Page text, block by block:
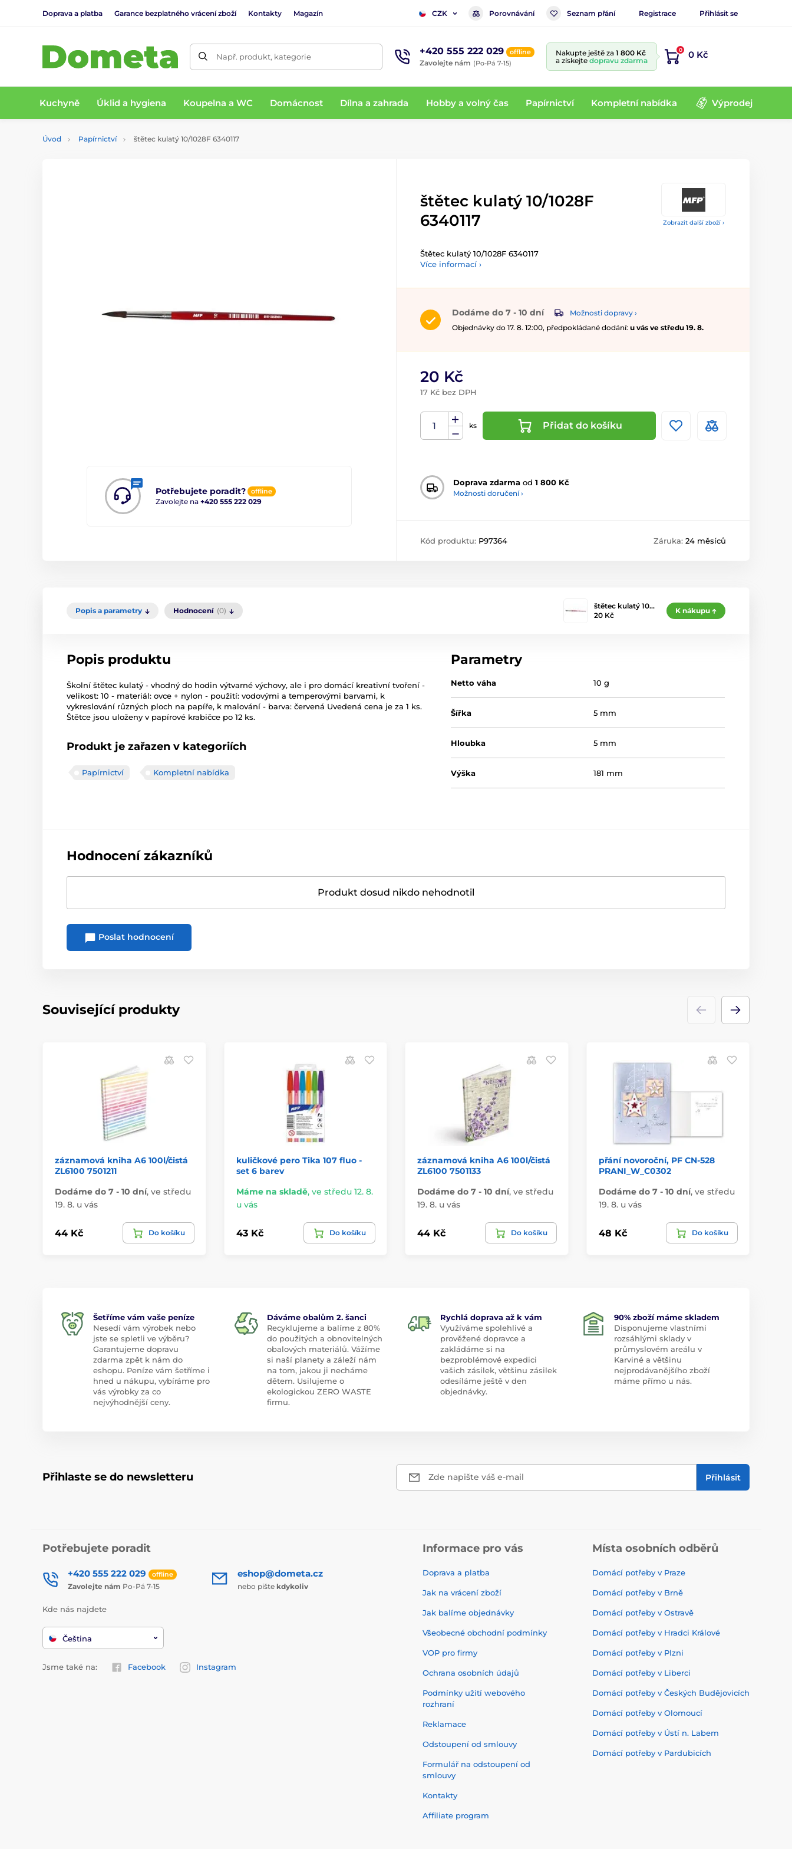
Doprava a platba Garance bezplatného vrácení zboží Kontakty Magazín CZK Porovnávání Seznam přání Registrace Přihlásit se
Např. produkt, kategorie +420 555 222 029 offline
Zavolejte nám (Po-Pá 7-15)
Nakupte ještě za 1 800 Kč
a získejte dopravu zdarma
0 0 Kč
Kuchyně Úklid a hygiena Koupelna a WC Domácnost Dílna a zahrada Hobby a volný čas Papírnictví Kompletní nabídka Výprodej
Úvod Papírnictví štětec kulatý 10/1028F 6340117
Zobrazit další zboží ›
Potřebujete poradit? offline
Zavolejte na +420 555 222 029
štětec kulatý 10/1028F
6340117
Štětec kulatý 10/1028F 6340117
Více informací ›
Dodáme do 7 - 10 dní
Možnosti dopravy ›
Objednávky do 17. 8. 12:00, předpokládané dodání: u vás ve středu 19. 8.
20 Kč
17 Kč bez DPH
ks Přidat do košíku
Doprava zdarma od 1 800 Kč
Možnosti doručení ›
Kód produktu: P97364 Záruka: 24 měsíců
Popis a parametry Hodnocení (0)
štětec kulatý 10…
20 Kč
K nákupu
Popis produktu
Školní štětec kulatý - vhodný do hodin výtvarné výchovy, ale i pro domácí kreativní tvoření -
velikost: 10 - materiál: ovce + nylon - použití: vodovými a temperovými barvami, k
vykreslování různých ploch na papíře, k malování - barva: červená Uvedená cena je za 1 ks.
Štětce jsou uloženy v papírové krabičce po 12 ks.
Produkt je zařazen v kategoriích
Papírnictví Kompletní nabídka
Parametry
Netto váha 10 g
Šířka 5 mm
Hloubka 5 mm
Výška 181 mm
Hodnocení zákazníků
Produkt dosud nikdo nehodnotil
Poslat hodnocení
Související produkty
záznamová kniha A6 100l/čistá
ZL6100 7501211
Dodáme do 7 - 10 dní, ve středu
19. 8. u vás
44 Kč Do košíku
kuličkové pero Tika 107 fluo -
set 6 barev
Máme na skladě, ve středu 12. 8.
u vás
43 Kč Do košíku
záznamová kniha A6 100l/čistá
ZL6100 7501133
Dodáme do 7 - 10 dní, ve středu
19. 8. u vás
44 Kč Do košíku
přání novoroční, PF CN-528
PRANI_W_C0302
Dodáme do 7 - 10 dní, ve středu
19. 8. u vás
48 Kč Do košíku
Šetříme vám vaše peníze
Nesedí vám výrobek nebo
jste se spletli ve výběru?
Garantujeme dopravu
zdarma zpět k nám do
eshopu. Peníze vám šetříme i
hned u nákupu, vybíráme pro
vás výrobky za co
nejvýhodnější ceny.
Dáváme obalům 2. šanci
Recyklujeme a balíme z 80%
do použitých a obnovitelných
obalových materiálů. Vážíme
si naší planety a záleží nám
na tom, jakou ji necháme
dětem. Usilujeme o
ekologickou ZERO WASTE
firmu.
Rychlá doprava až k vám
Využíváme spolehlivé a
prověžené dopravce a
zakládáme si na
bezproblémové expedici
vašich zásilek, většinu zásilek
odesíláme ještě v den
objednávky.
90% zboží máme skladem
Disponujeme vlastními
rozsáhlými sklady v
průmyslovém areálu v
Karviné a většinu
nejprodávanějšího zboží
máme přímo u nás.
Přihlaste se do newsletteru Zde napište váš e-mail Přihlásit
Potřebujete poradit
+420 555 222 029 offline
Zavolejte nám Po-Pá 7-15
eshop@dometa.cz
nebo pište kdykoliv
Kde nás najdete
Čeština
Jsme také na: Facebook Instagram
Informace pro vás
Doprava a platba
Jak na vrácení zboží
Jak balíme objednávky
Všeobecné obchodní podmínky
VOP pro firmy
Ochrana osobních údajů
Podmínky užití webového
rozhraní
Reklamace
Odstoupení od smlouvy
Formulář na odstoupení od
smlouvy
Kontakty
Affiliate program
Místa osobních odběrů
Domácí potřeby v Praze
Domácí potřeby v Brně
Domácí potřeby v Ostravě
Domácí potřeby v Hradci Králové
Domácí potřeby v Plzni
Domácí potřeby v Liberci
Domácí potřeby v Českých Budějovicích
Domácí potřeby v Olomoucí
Domácí potřeby v Ústí n. Labem
Domácí potřeby v Pardubicích